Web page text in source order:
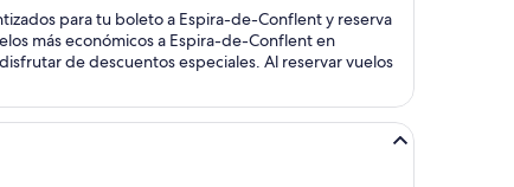
para tu boleto a Espira-de-Conflent y reserva
más económicos a Espira-de-Conflent en
de descuentos especiales. Al reservar vuelos